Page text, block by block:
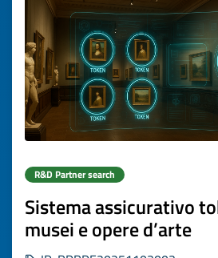
R&D Partner search
Sistema assicurativo
musei e opere d’arte